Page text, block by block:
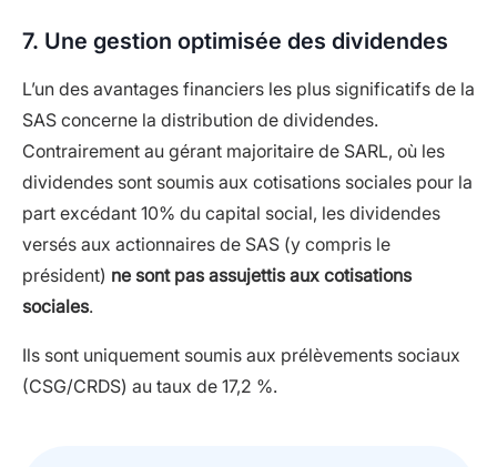
7. Une gestion optimisée des dividendes
L’un des avantages financiers les plus significatifs de la
SAS concerne la distribution de dividendes.
Contrairement au gérant majoritaire de SARL, où les
dividendes sont soumis aux cotisations sociales pour la
part excédant 10% du capital social, les dividendes
versés aux actionnaires de SAS (y compris le
président) ne sont pas assujettis aux cotisations
sociales.
Ils sont uniquement soumis aux prélèvements sociaux
(CSG/CRDS) au taux de 17,2 %.